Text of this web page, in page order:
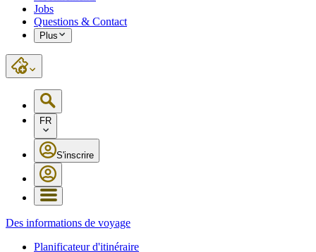
Jobs
Questions & Contact
Plus
FR
S'inscrire
Des informations de voyage
Planificateur d'itinéraire